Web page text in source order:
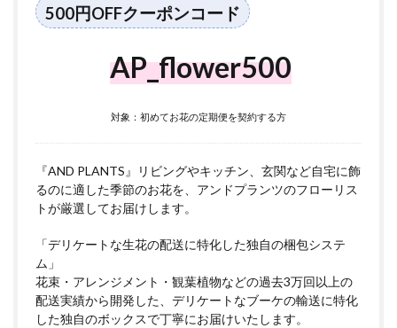
500円OFFクーポンコード
AP_flower500
対象：初めてお花の定期便を契約する方
『AND PLANTS』リビングやキッチン、玄関など自宅に飾
るのに適した季節のお花を、アンドプランツのフローリス
トが厳選してお届けします。
「デリケートな生花の配送に特化した独自の梱包システ
ム」
花束・アレンジメント・観葉植物などの過去3万回以上の
配送実績から開発した、デリケートなブーケの輸送に特化
した独自のボックスで丁寧にお届けいたします。